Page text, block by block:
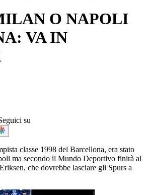
O NAPOLI
VA IN
su
classe 1998 del Barcellona, era stato
ma secondo il Mundo Deportivo finirà al
che dovrebbe lasciare gli Spurs a